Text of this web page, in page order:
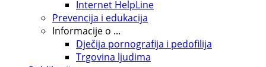
Internet HelpLine
Prevencija i edukacija
Informacije o ...
Dječija pornografija i pedofilija
Trgovina ljudima